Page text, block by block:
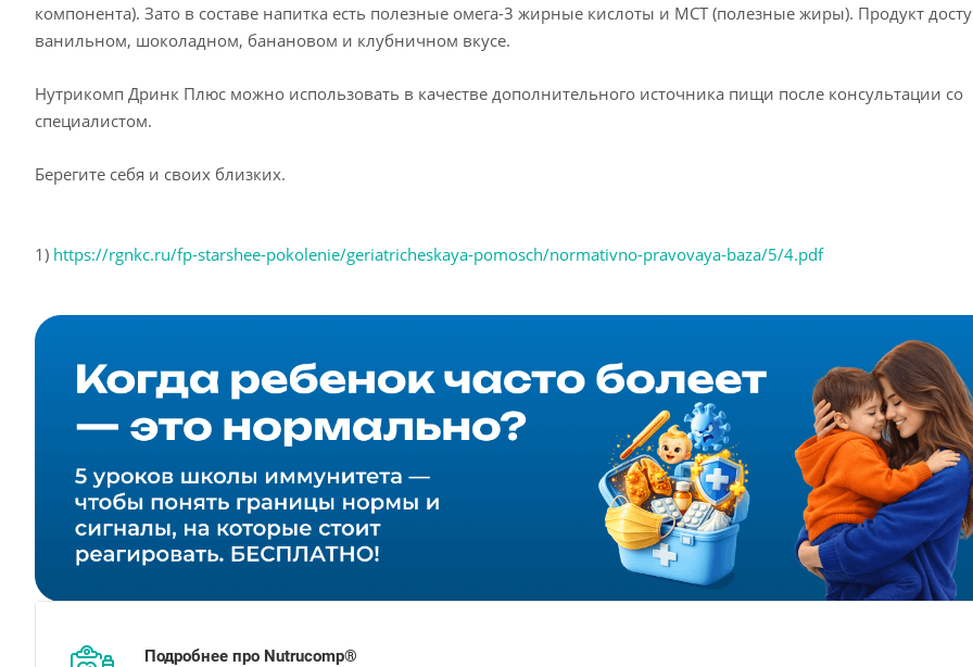
компонента). Зато в составе напитка есть полезные омега-3 жирные кислоты и МСТ (полезные жиры). Продукт
ванильном, шоколадном, банановом и клубничном вкусе.
Нутрикомп Дринк Плюс можно использовать в качестве дополнительного источника пищи после консультации со
специалистом.
Берегите себя и своих близких.
1) https://rgnkc.ru/fp-starshee-pokolenie/geriatricheskaya-pomosch/normativno-pravovaya-baza/5/4.pdf
Подробнее про Nutrucomp®